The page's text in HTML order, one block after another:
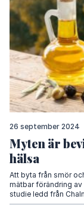
26 september 2024
Myten är
hälsa
Att byta från smör
mätbar förändring
studie ledd från